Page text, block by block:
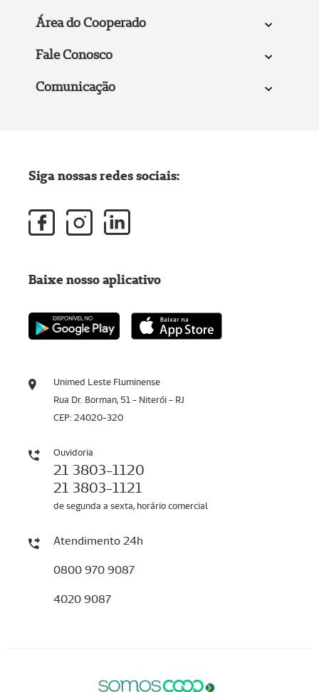
Área do Cooperado
Fale Conosco
Comunicação
Unimed Leste Fluminense
Rua Dr. Borman, 51 - Niterói - RJ
CEP: 24020-320
Ouvidoria
21 3803-1120
21 3803-1121
de segunda a sexta, horário comercial
Atendimento 24h
0800 970 9087
4020 9087
Siga nossas redes sociais:
Baixe nosso aplicativo